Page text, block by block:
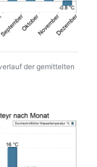
der gemittelten